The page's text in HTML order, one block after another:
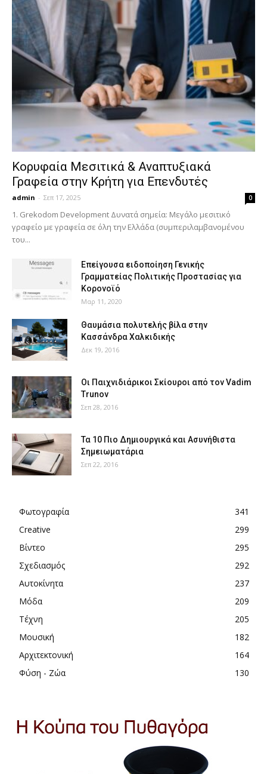
Κορυφαία Μεσιτικά & Αναπτυξιακά
Γραφεία στην Κρήτη για Επενδυτές
admin - Σεπ 17, 2025 0
1. Grekodom Development Δυνατά σημεία: Μεγάλο μεσιτικό
γραφείο με γραφεία σε όλη την Ελλάδα (συμπεριλαμβανομένου
του...
Επείγουσα ειδοποίηση Γενικής
Γραμματείας Πολιτικής Προστασίας για
Κορονοϊό
Μαρ 11, 2020
Θαυμάσια πολυτελής βίλα στην
Κασσάνδρα Χαλκιδικής
Δεκ 19, 2016
Οι Παιχνιδιάρικοι Σκίουροι από τον Vadim
Trunov
Σεπ 28, 2016
Τα 10 Πιο Δημιουργικά και Ασυνήθιστα
Σημειωματάρια
Σεπ 22, 2016
Φωτογραφία
341
Creative
299
Βίντεο
295
Σχεδιασμός
292
Αυτοκίνητα
237
Μόδα
209
Τέχνη
205
Μουσική
182
Αρχιτεκτονική
164
Φύση - Ζώα
130